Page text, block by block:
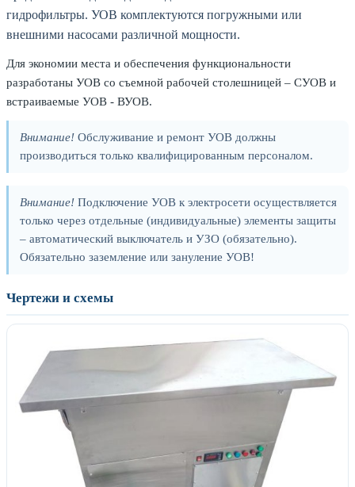
гидрофильтры. УОВ комплектуются погружными или
внешними насосами различной мощности.
Для экономии места и обеспечения функциональности
разработаны УОВ со съемной рабочей столешницей – СУОВ и
встраиваемые УОВ - ВУОВ.
Внимание! Обслуживание и ремонт УОВ должны
производиться только квалифицированным персоналом.
Внимание! Подключение УОВ к электросети осуществляется
только через отдельные (индивидуальные) элементы защиты
– автоматический выключатель и УЗО (обязательно).
Обязательно заземление или зануление УОВ!
Чертежи и схемы